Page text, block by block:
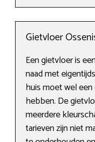
Gietvloer
Een gietvloer is
naad met
huis moet wel
hebben. De
meerdere
tarieven zijn niet